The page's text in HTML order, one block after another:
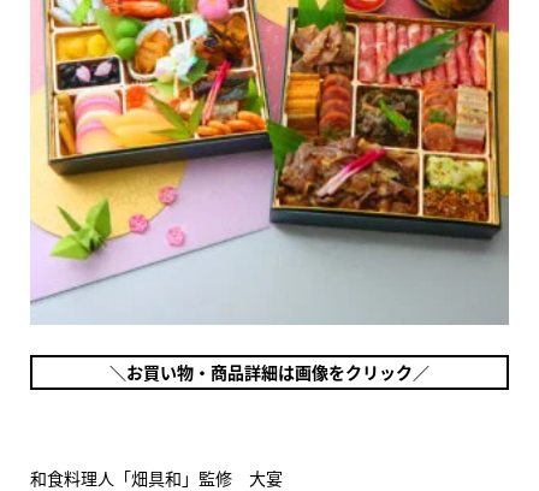
＼お買い物・商品詳細は画像をクリック／
和食料理人「畑具和」監修 大宴